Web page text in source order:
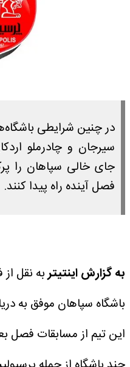
در چنین شرایطی
سیرجان و چادرملو
جای خالی سپاهان را
فصل آینده راه پیدا کنند.
به گزارش اینتیتربه نقل از
باشگاه سپاهان موفق به
این تیم از مسابقات فصل